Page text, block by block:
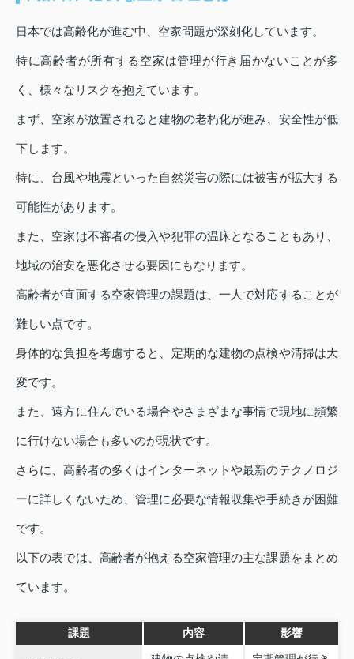
日本では高齢化が進む中、空家問題が深刻化しています。
特に高齢者が所有する空家は管理が行き届かないことが多
く、様々なリスクを抱えています。
まず、空家が放置されると建物の老朽化が進み、安全性が低
下します。
特に、台風や地震といった自然災害の際には被害が拡大する
可能性があります。
また、空家は不審者の侵入や犯罪の温床となることもあり、
地域の治安を悪化させる要因にもなります。
高齢者が直面する空家管理の課題は、一人で対応することが
難しい点です。
身体的な負担を考慮すると、定期的な建物の点検や清掃は大
変です。
また、遠方に住んでいる場合やさまざまな事情で現地に頻繁
に行けない場合も多いのが現状です。
さらに、高齢者の多くはインターネットや最新のテクノロジ
ーに詳しくないため、管理に必要な情報収集や手続きが困難
です。
以下の表では、高齢者が抱える空家管理の主な課題をまとめ
ています。
課題 内容 影響